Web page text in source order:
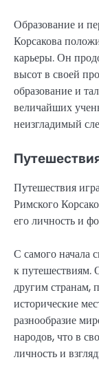
Образование и
Корсакова
карьеры. Он
высот в своей
образование и
величайших
неизгладимый
Путешествия
Римского
его личность и
С самого начала
к путешествиям.
другим странам,
исторические
разнообразие
народов, что в
личность и